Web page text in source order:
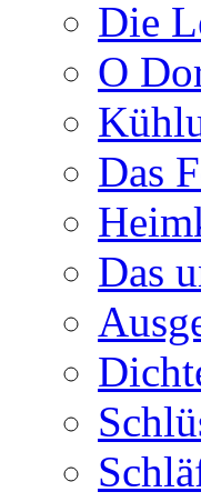
Die
O
Das
Das